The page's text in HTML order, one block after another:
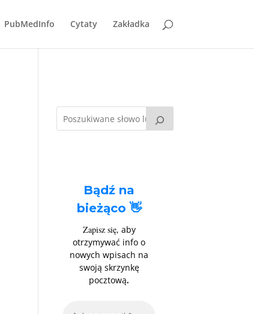
PubMedInfo Cytaty Zakładka
Bądź na
bieżąco 👋
Zapisz się, aby
otrzymywać info o
nowych wpisach na
swoją skrzynkę
pocztową.